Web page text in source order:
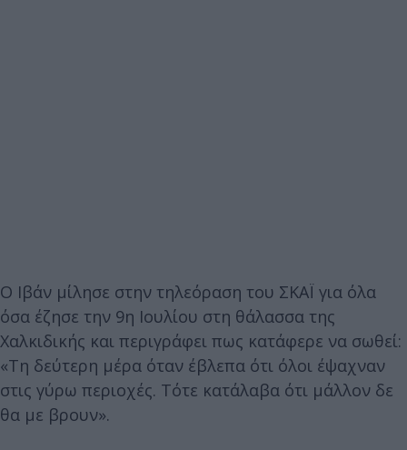
Ο Ιβάν μίλησε στην τηλεόραση του ΣΚΑΪ για όλα
όσα έζησε την 9η Ιουλίου στη θάλασσα της
Χαλκιδικής και περιγράφει πως κατάφερε να σωθεί:
«Τη δεύτερη μέρα όταν έβλεπα ότι όλοι έψαχναν
στις γύρω περιοχές. Τότε κατάλαβα ότι μάλλον δε
θα με βρουν».